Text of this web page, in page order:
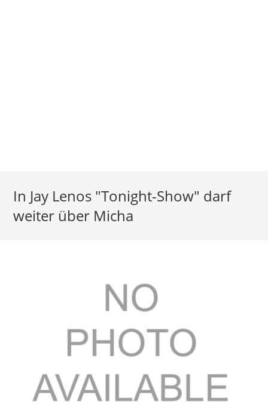
In Jay Lenos "Tonight-Show" darf
weiter über Micha